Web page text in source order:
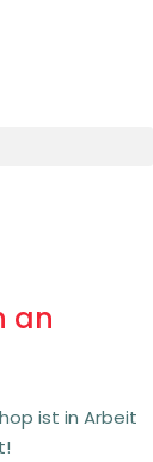
an
ist in Arbeit